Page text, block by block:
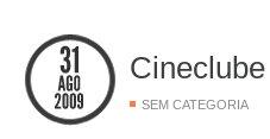
SEM CATEGORIA